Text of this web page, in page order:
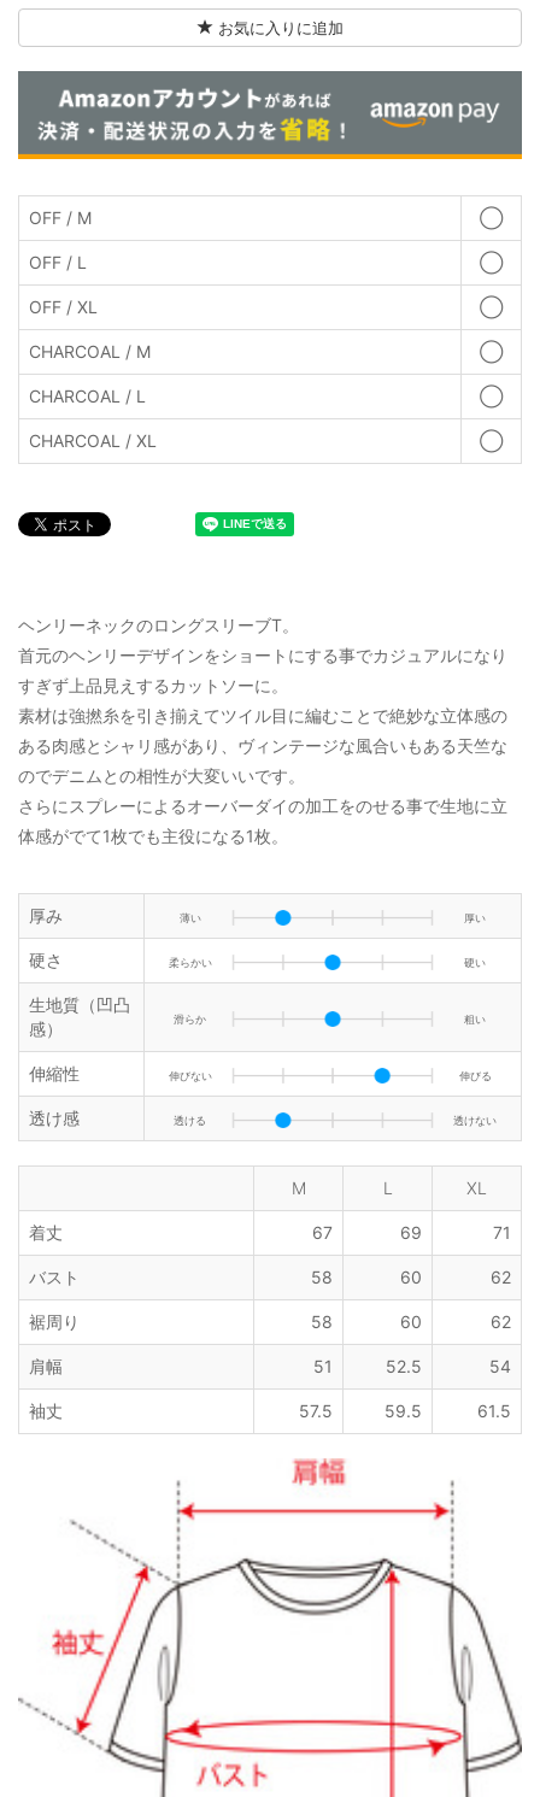
お気に入りに追加
OFF / M ◯
OFF / L ◯
OFF / XL ◯
CHARCOAL / M ◯
CHARCOAL / L ◯
CHARCOAL / XL ◯
ヘンリーネックのロングスリーブT。
首元のヘンリーデザインをショートにする事でカジュアルになり
すぎず上品見えするカットソーに。
素材は強撚糸を引き揃えてツイル目に編むことで絶妙な立体感の
ある肉感とシャリ感があり、ヴィンテージな風合いもある天竺な
のでデニムとの相性が大変いいです。
さらにスプレーによるオーバーダイの加工をのせる事で生地に立
体感がでて1枚でも主役になる1枚。
厚み 薄い 厚い
硬さ 柔らかい 硬い
生地質（凹凸
感）
滑らか 粗い
伸縮性 伸びない 伸びる
透け感 透ける 透けない
M L XL
着丈 67 69 71
バスト 58 60 62
裾周り 58 60 62
肩幅 51 52.5 54
袖丈 57.5 59.5 61.5